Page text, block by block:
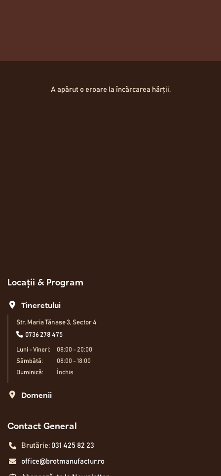
A apărut o eroare la încărcarea hărții.
Locații & Program
Tineretului
Str. Maria Tănase 3, Sector 4
0736 278 475
Luni - Vineri:
08:00 - 20:00
Sâmbătă:
08:00 - 18:00
Duminică:
Închis
Domenii
Contact General
Brutărie: 031 425 82 23
office@brotmanufactur.ro